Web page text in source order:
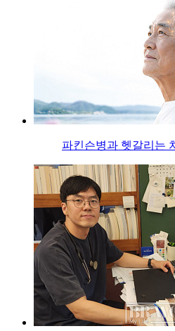
파킨슨병과 헷갈리는